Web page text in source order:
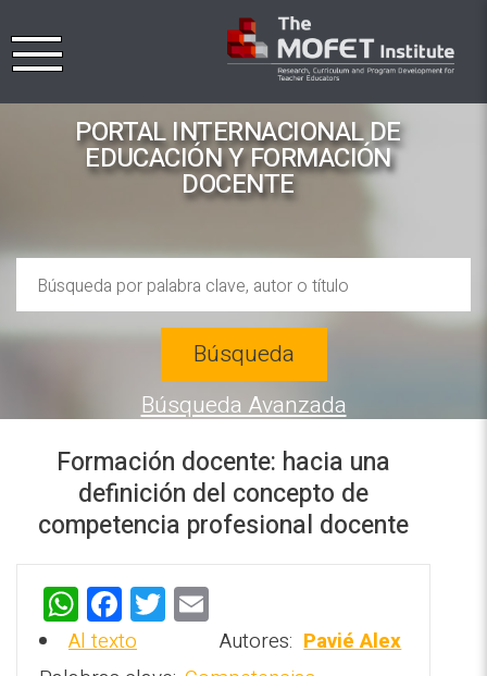
PORTAL INTERNACIONAL DE
EDUCACIÓN Y FORMACIÓN
DOCENTE
REPOSITORIO EN LÍNEA DE
Búsqueda
Búsqueda Avanzada
Formación docente: hacia una
definición del concepto de
competencia profesional docente
W
h
F
a
T
wi m
Autores: Pavié Alex
Al texto